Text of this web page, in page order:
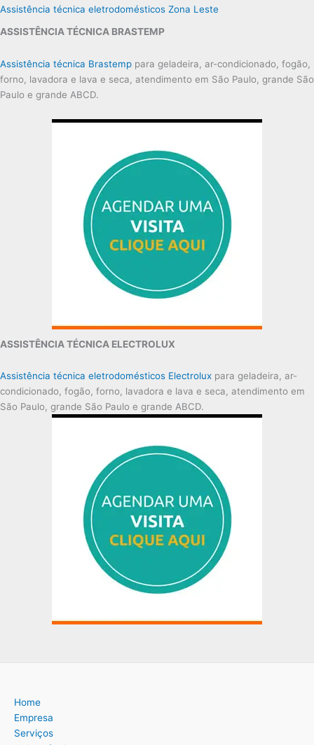
Assistência técnica eletrodomésticos Zona Leste
ASSISTÊNCIA TÉCNICA BRASTEMP
Assistência técnica Brastemp para geladeira, ar-condicionado, fogão,
forno, lavadora e lava e seca, atendimento em São Paulo, grande São
Paulo e grande ABCD.
ASSISTÊNCIA TÉCNICA ELECTROLUX
Assistência técnica eletrodomésticos Electrolux para geladeira, ar-
condicionado, fogão, forno, lavadora e lava e seca, atendimento em
São Paulo, grande São Paulo e grande ABCD.
Home
Empresa
Serviços